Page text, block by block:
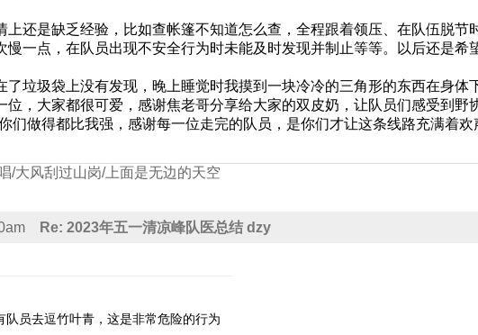
上还是缺乏经验，比如查帐篷不知道怎么查，全程跟着领压、在队伍脱
慢一点，在队员出现不安全行为时未能及时发现并制止等等。以后还是希
了垃圾袋上没有发现，晚上睡觉时我摸到一块冷冷的三角形的东西在身体
位，大家都很可爱，感谢焦老哥分享给大家的双皮奶，让队员们感受到
们做得都比我强，感谢每一位走完的队员，是你们才让这条线路充满着
/大风刮过山岗/上面是无边的天空
Re: 2023年五一清凉峰队医总结 dzy
队员去逗竹叶青，这是非常危险的行为